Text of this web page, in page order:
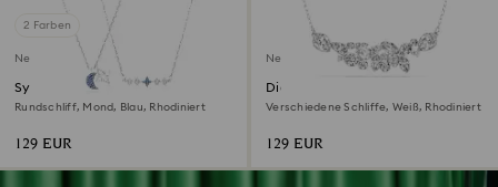
2 Farben
Neu
Symbolica Halskette
Rundschliff, Mond, Blau, Rhodiniert
129 EUR
Neu
Diapason Halskette
Verschiedene Schliffe, Weiß, Rhodiniert
129 EUR